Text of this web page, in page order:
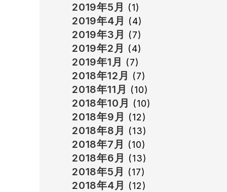
2019年5月 (1)
2019年4月 (4)
2019年3月 (7)
2019年2月 (4)
2019年1月 (7)
2018年12月 (7)
2018年11月 (10)
2018年10月 (10)
2018年9月 (12)
2018年8月 (13)
2018年7月 (10)
2018年6月 (13)
2018年5月 (17)
2018年4月 (12)